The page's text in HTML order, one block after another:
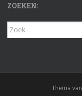
ZOEKEN:
Zoek
naar:
Thema van